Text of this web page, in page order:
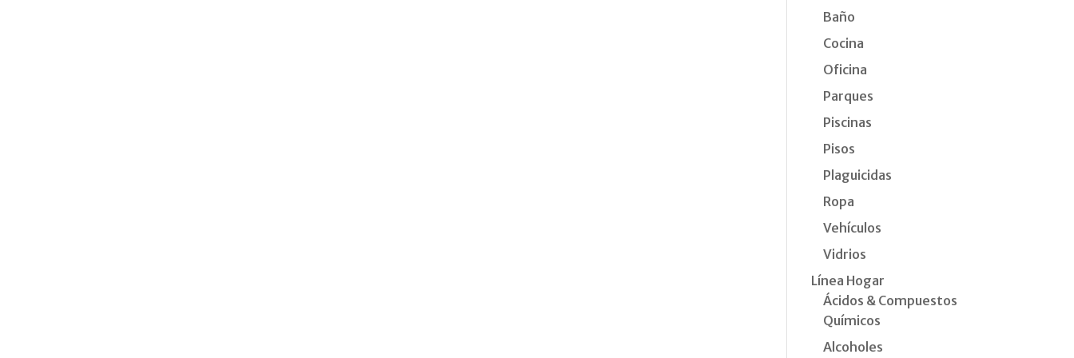
Baño
Cocina
Oficina
Parques
Piscinas
Pisos
Plaguicidas
Ropa
Vehículos
Vidrios
Línea Hogar
Ácidos & Compuestos
Químicos
Alcoholes